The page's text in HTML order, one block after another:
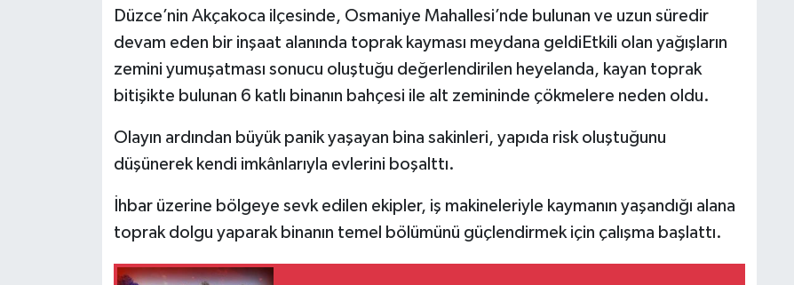
Düzce’nin Akçakoca ilçesinde, Osmaniye Mahallesi’nde bulunan ve uzun süredir
devam eden bir inşaat alanında toprak kayması meydana geldiEtkili olan yağışların
zemini yumuşatması sonucu oluştuğu değerlendirilen heyelanda, kayan toprak
bitişikte bulunan 6 katlı binanın bahçesi ile alt zemininde çökmelere neden oldu.
Olayın ardından büyük panik yaşayan bina sakinleri, yapıda risk oluştuğunu
düşünerek kendi imkânlarıyla evlerini boşalttı.
İhbar üzerine bölgeye sevk edilen ekipler, iş makineleriyle kaymanın yaşandığı alana
toprak dolgu yaparak binanın temel bölümünü güçlendirmek için çalışma başlattı.
Kültür - Sanat
Resmi İlan